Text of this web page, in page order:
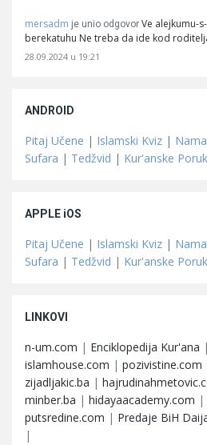
mersadm je unio odgovor Ve alejkumu-
berekatuhu Ne treba da ide kod
28.09.2024 u 19:21
ANDROID
Pitaj Učene | Islamski Kviz |
Sufara | Tedžvid | Kur'anske
APPLE iOS
Pitaj Učene | Islamski Kviz |
Sufara | Tedžvid | Kur'anske
LINKOVI
n-um.com | Enciklopedija Kur'ana |
islamhouse.com | pozivistine.com
zijadljakic.ba |
minber.ba | hidayaacademy.com |
putsredine.com | Predaje BiH
|